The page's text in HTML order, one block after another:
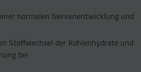
normalen Nervenentwicklung und
Stoffwechsel der Kohlenhydrate und
bei